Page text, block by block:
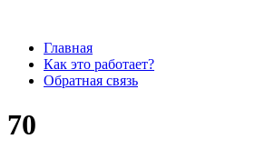
Главная
Как это работает?
Обратная связь
70